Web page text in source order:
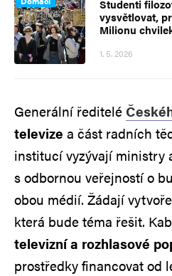
Studenti
vysvětlovat,
Milionu
1. 5. 2026
Generální ředitelé
televize a část radních
institucí vyzývají ministry
s odbornou veřejností o
obou médií. Žádají
která bude téma řešit.
televizní a rozhlasové
prostředky financovat od